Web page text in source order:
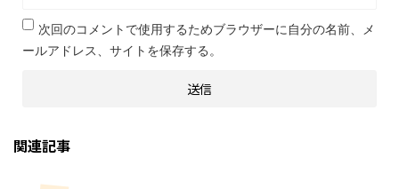
次回のコメントで使用するためブラウザーに自分の名前、メ
ールアドレス、サイトを保存する。
関連記事